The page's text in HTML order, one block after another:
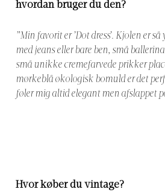
hvordan bruger du den?
”Min favorit er ’Dot dress’. Kjolen er
med jeans eller bare ben, små
små unikke cremefarvede prikker
mørkeblå økologisk bomuld er det
føler mig altid elegant men afslappet
Hvor køber du vintage?